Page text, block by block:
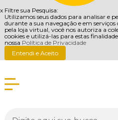
x Filtre sua Pesquisa:
Utilizamos seus dados para analisar e
durante a sua navegação e em
pela loja virtual, você nos autoriza a
cookies e utilizá-las para estas
nossa Política de Privacidade
Entendi e Aceito